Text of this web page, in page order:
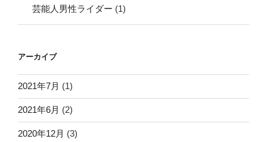
芸能人男性ライダー (1)
アーカイブ
2021年7月 (1)
2021年6月 (2)
2020年12月 (3)